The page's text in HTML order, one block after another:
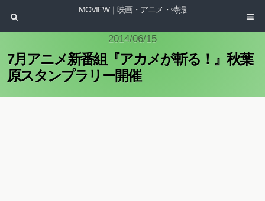
MOVIEW｜映画・アニメ・特撮
2014/06/15
7月アニメ新番組『アカメが斬る！』秋葉
原スタンプラリー開催